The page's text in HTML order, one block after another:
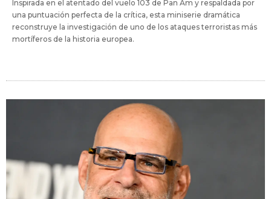
Inspirada en el atentado del vuelo 103 de Pan Am y respaldada por
una puntuación perfecta de la crítica, esta miniserie dramática
reconstruye la investigación de uno de los ataques terroristas más
mortíferos de la historia europea.